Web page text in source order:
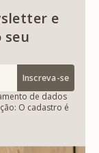
e
seu
Inscreva-se
de dados
O cadastro é